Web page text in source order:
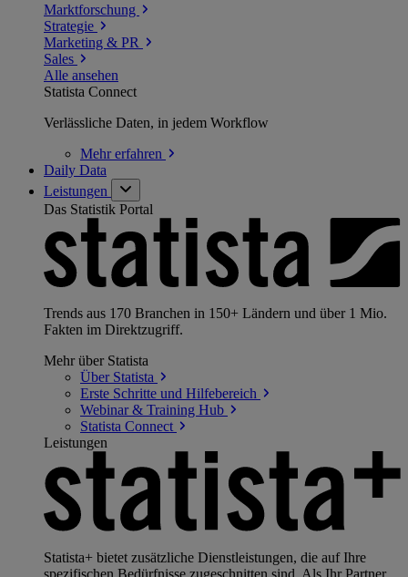
Marktforschung
Strategie
Marketing & PR
Sales
Alle ansehen
Statista Connect
Verlässliche Daten, in jedem Workflow
Mehrerfahren
Daily Data
Leistungen
Das Statistik Portal
Trends aus 170 Branchen in 150+ Ländern und über 1 Mio.
Fakten im Direktzugriff.
Mehr über Statista
Über Statista
Erste Schritte und Hilfebereich
Webinar & Training Hub
Statista Connect
Leistungen
Statista+ bietet zusätzliche Dienstleistungen, die auf Ihre
spezifischen Bedürfnisse zugeschnitten sind. Als Ihr Partner